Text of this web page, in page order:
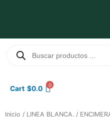
productos
Cart $0.0 0
Inicio / LINEA BLANCA. /